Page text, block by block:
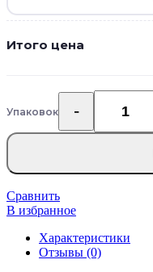
Итого цена
УпаковокКоличество
товара
ламинат
Home
Expert
Дуб
Горный
Сравнить
В избранное
Характеристики
Отзывы (0)